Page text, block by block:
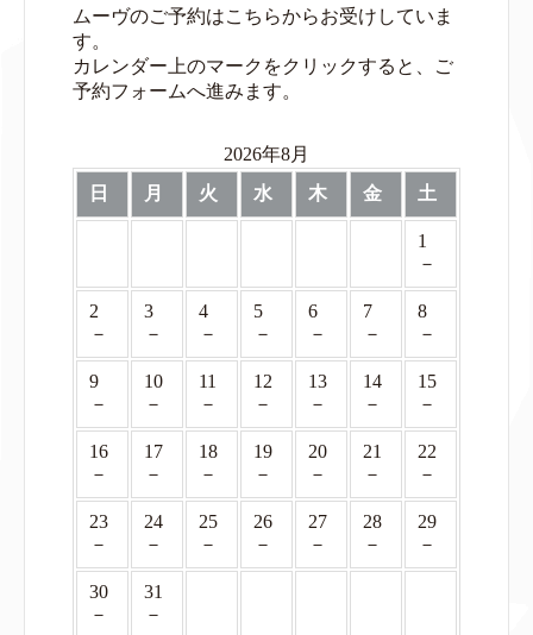
ムーヴのご予約はこちらからお受けしていま
す。
カレンダー上のマークをクリックすると、ご
予約フォームへ進みます。
2026年8月
日
月 火 水 木 金 土
1
－
2
－
3
－
4
－
5
－
6
－
7
－
8
－
9
－
10
－
11
－
12
－
13
－
14
－
15
－
16
－
17
－
18
－
19
－
20
－
21
－
22
－
23
－
24
－
25
－
26
－
27
－
28
－
29
－
30
－
31
－